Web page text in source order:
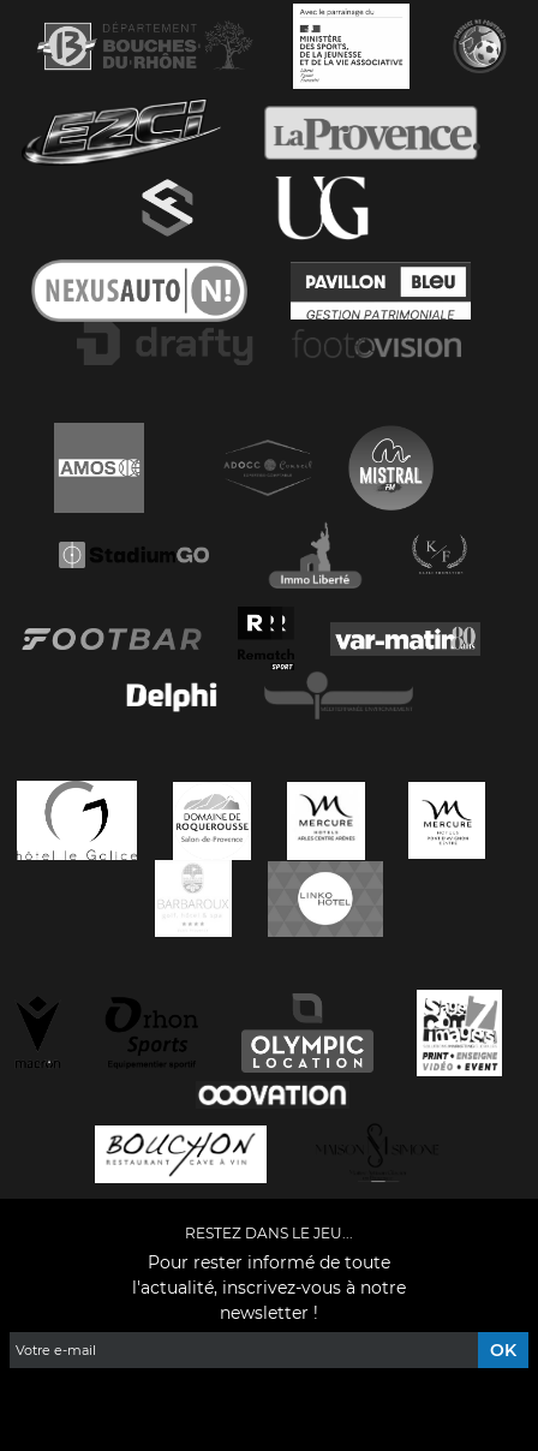
RESTEZ DANS LE JEU...
Pour rester informé de toute
l'actualité, inscrivez-vous à notre
newsletter !